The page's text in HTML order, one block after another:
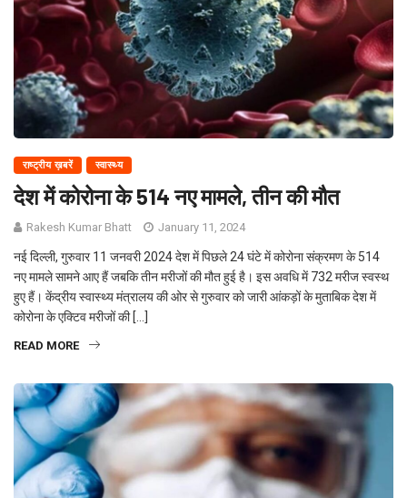
राष्ट्रीय ख़बरें स्वास्थ्य
देश में कोरोना के 514 नए मामले, तीन की मौत
Rakesh Kumar Bhatt January 11, 2024
नई दिल्ली, गुरुवार 11 जनवरी 2024 देश में पिछले 24 घंटे में कोरोना संक्रमण के 514
नए मामले सामने आए हैं जबकि तीन मरीजों की मौत हुई है। इस अवधि में 732 मरीज स्वस्थ
हुए हैं। केंद्रीय स्वास्थ्य मंत्रालय की ओर से गुरुवार को जारी आंकड़ों के मुताबिक देश में
कोरोना के एक्टिव मरीजों की […]
READ MORE